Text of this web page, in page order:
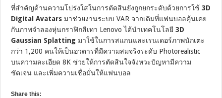
ที่สำคัญด้านความโปร่งใสในการตัดสินยังถูกยกระดับด้วยการใช้3D
Digital Avatars มาช่วยงานระบบ VAR จากเดิมที่แฟนบอลคุ้นเคย
กับภาพจำลองหุ่นกราฟิกสีเทา Lenovo ได้นำเทคโนโลยี3D
Gaussian Splatting มาใช้ในการสแกนและเรนเดอร์ภาพนักเตะ
กว่า 1,200 คนให้เป็นอวตารที่มีความสมจริงระดับ Photorealistic
บนความละเอียด 8K ช่วยให้การตัดสินใจจังหวะปัญหามีความ
ชัดเจน และเพิ่มความเชื่อมั่นให้แฟนบอล
Share this: